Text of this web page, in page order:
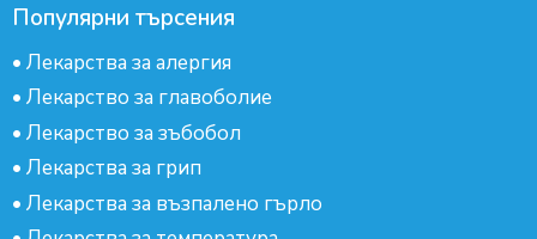
Популярни търсения
• Лекарства за алергия
• Лекарство за главоболие
• Лекарство за зъбобол
• Лекарства за грип
• Лекарства за възпалено гърло